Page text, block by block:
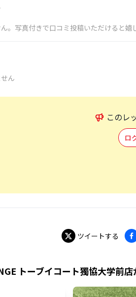
。写真付きで口コミ投稿いただけると嬉
ん
このレ
ロ
ツイートする
トーブイコート獨協大学前店